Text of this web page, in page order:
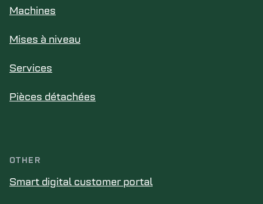
Machines
Mises à niveau
Services
Pièces détachées
OTHER
Smart digital customer portal